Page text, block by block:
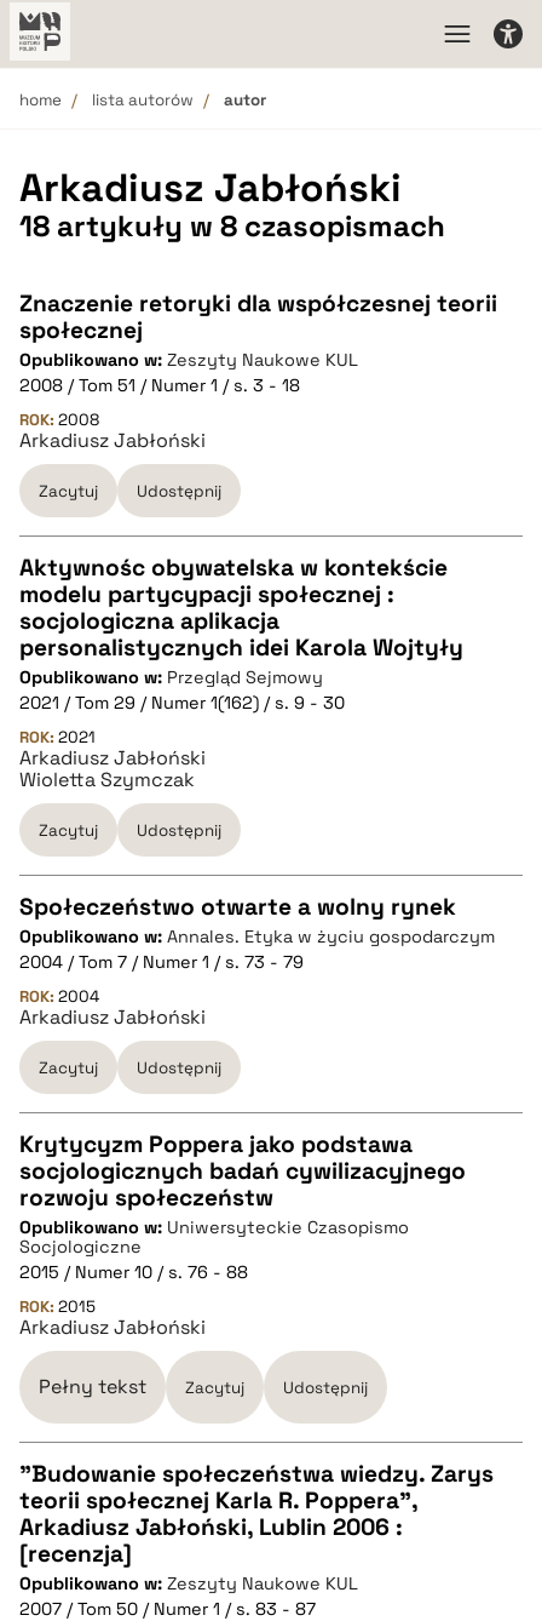
home lista autorów autor
Arkadiusz Jabłoński
18 artykuły w 8 czasopismach
Znaczenie retoryki dla współczesnej teorii
społecznej
Opublikowano w: Zeszyty Naukowe KUL
2008 / Tom 51 / Numer 1 / s. 3 - 18
ROK: 2008
Arkadiusz Jabłoński
Zacytuj Udostępnij
CZYSTY TEKST
pobierz cytat
BIBTEX
pobierz cytat
Aktywnośc obywatelska w kontekście
modelu partycypacji społecznej :
socjologiczna aplikacja
personalistycznych idei Karola Wojtyły
Opublikowano w: Przegląd Sejmowy
2021 / Tom 29 / Numer 1(162) / s. 9 - 30
ROK: 2021
Arkadiusz Jabłoński
Wioletta Szymczak
Zacytuj Udostępnij
CZYSTY TEKST
pobierz cytat
BIBTEX
pobierz cytat
Społeczeństwo otwarte a wolny rynek
Opublikowano w: Annales. Etyka w życiu gospodarczym
2004 / Tom 7 / Numer 1 / s. 73 - 79
ROK: 2004
Arkadiusz Jabłoński
Zacytuj Udostępnij
CZYSTY TEKST
pobierz cytat
BIBTEX
pobierz cytat
Krytycyzm Poppera jako podstawa
socjologicznych badań cywilizacyjnego
rozwoju społeczeństw
Opublikowano w: Uniwersyteckie Czasopismo
Socjologiczne
2015 / Numer 10 / s. 76 - 88
ROK: 2015
Arkadiusz Jabłoński
Pełny tekst Zacytuj Udostępnij
CZYSTY TEKST
pobierz cytat
"Budowanie społeczeństwa wiedzy. Zarys
teorii społecznej Karla R. Poppera",
Arkadiusz Jabłoński, Lublin 2006 :
[recenzja]
Opublikowano w: Zeszyty Naukowe KUL
2007 / Tom 50 / Numer 1 / s. 83 - 87